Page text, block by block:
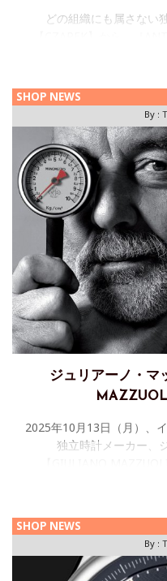
どの組織にも属さない
ENAMEL（アンタークテ
SHOP NEWS
By :
ジュリアーノ・
2025年10月13日（月）、
独立時計メーカー、
SHOP NEWS
By :